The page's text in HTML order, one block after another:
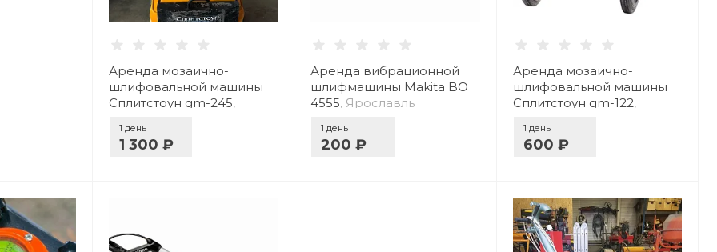
Аренда мозаично-
шлифовальной машины
Сплитстоун gm-245,
1 день
1 300 ₽
Аренда вибрационной
шлифмашины Makita BO
4555, Ярославль
1 день
200 ₽
Аренда мозаично-
шлифовальной машины
Сплитстоун gm-122,
1 день
600 ₽